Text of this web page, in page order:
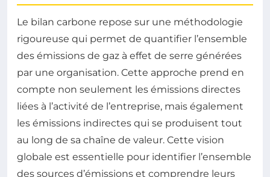
Le bilan carbone repose sur une méthodologie
rigoureuse qui permet de quantifier l’ensemble
des émissions de gaz à effet de serre générées
par une organisation. Cette approche prend en
compte non seulement les émissions directes
liées à l’activité de l’entreprise, mais également
les émissions indirectes qui se produisent tout
au long de sa chaîne de valeur. Cette vision
globale est essentielle pour identifier l’ensemble
des sources d’émissions et comprendre leurs